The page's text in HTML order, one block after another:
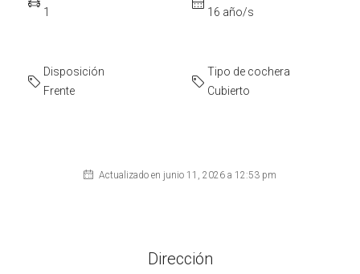
1
16 año/s
Disposición
Frente
Tipo de cochera
Cubierto
Actualizado en junio 11, 2026 a 12:53 pm
Dirección